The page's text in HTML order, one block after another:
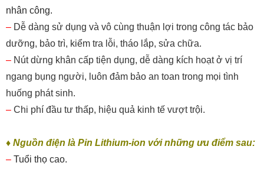
nhân công.
– Dễ dàng sử dụng và vô cùng thuận lợi trong công tác bảo
dưỡng, bảo trì, kiểm tra lỗi, tháo lắp, sửa chữa.
– Nút dừng khân cấp tiện dụng, dễ dàng kích hoạt ở vị trí
ngang bụng người, luôn đảm bảo an toan trong mọi tình
huống phát sinh.
– Chi phí đầu tư thấp, hiệu quả kinh tế vượt trội.
♦ Nguồn điện là Pin Lithium-ion với những ưu điểm sau:
– Tuổi thọ cao.